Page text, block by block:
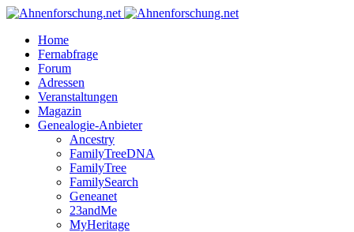
Home
Fernabfrage
Forum
Adressen
Veranstaltungen
Magazin
Genealogie-Anbieter
Ancestry
FamilyTreeDNA
FamilyTree
FamilySearch
Geneanet
23andMe
MyHeritage